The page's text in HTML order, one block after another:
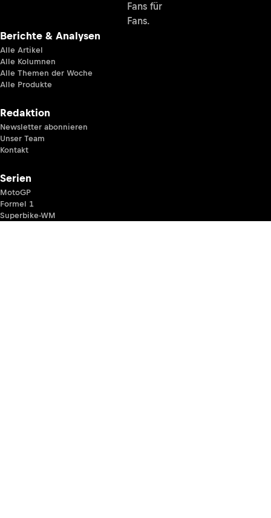
Fans für
Fans.
Berichte & Analysen
Alle Artikel
Alle Kolumnen
Alle Themen der Woche
Alle Produkte
Redaktion
Newsletter abonnieren
Unser Team
Kontakt
Serien
MotoGP
Formel 1
Superbike-WM